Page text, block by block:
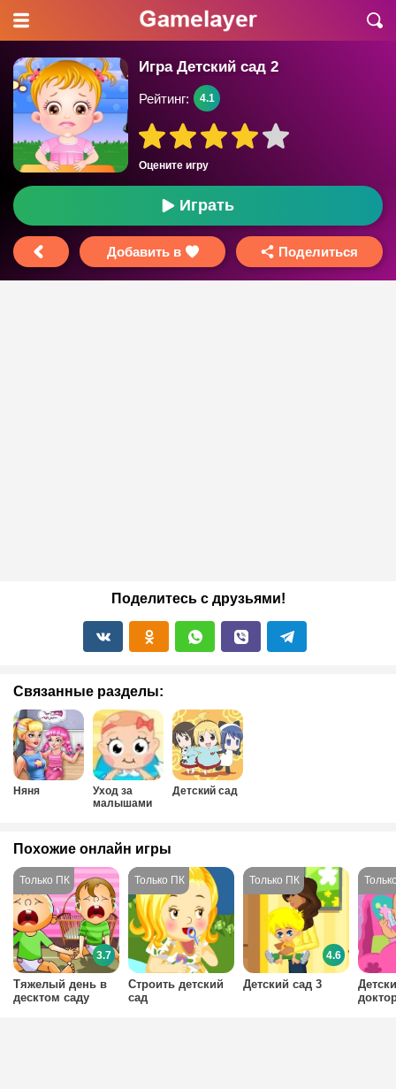
Игра Детский сад 2
Оцените игру
Рейтинг: 4.1
Играть
Добавить в Поделиться
Поделитесь с друзьями!
Связанные разделы:
Няня
Уход за
малышами
Детский сад
Похожие онлайн игры
Тяжелый день в
десктом саду
3.7
Cтроить детский
сад
Детский сад 3
4.6